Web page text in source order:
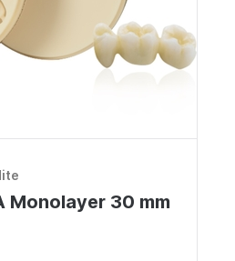
Monolayer 30 mm